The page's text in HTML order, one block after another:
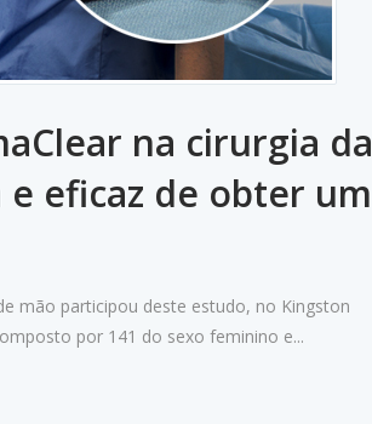
na cirurgia da
eficaz de obter um
mão participou deste estudo, no Kingston
por 141 do sexo feminino e...